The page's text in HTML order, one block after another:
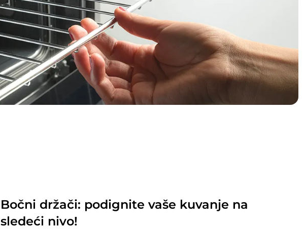
Bočni držači: podignite vaše kuvanje na
sledeći nivo!